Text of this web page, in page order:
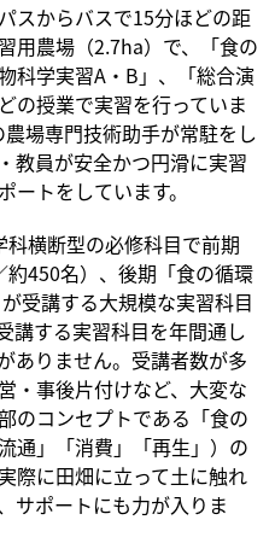
スからバスで15分ほどの距
用農場（2.7ha）で、「食の
学実習A・B」、「総合演
授業で実習を行っていま
場専門技術助手が常駐をし
教員が安全かつ円滑に実習
トをしています。
横断型の必修科目で前期
450名）、後期「食の循環
受講する大規模な実習科目
講する実習科目を年間通し
ありません。受講者数が多
・事後片付けなど、大変な
のコンセプトである「食の
通」「消費」「再生」）の
際に田畑に立って土に触れ
サポートにも力が入りま